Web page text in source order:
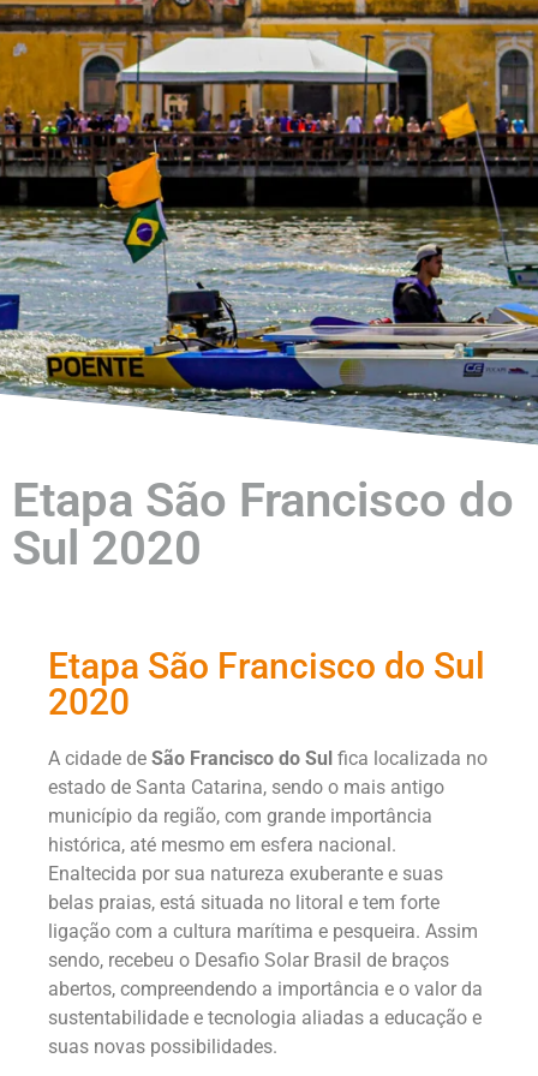
Etapa São Francisco do
Sul 2020
Etapa São Francisco do Sul
2020
A cidade deSão Francisco do Sul fica localizada no
estado de Santa Catarina, sendo o mais antigo
município da região, com grande importância
histórica, até mesmo em esfera nacional.
Enaltecida por sua natureza exuberante e suas
belas praias, está situada no litoral e tem forte
ligação com a cultura marítima e pesqueira. Assim
sendo, recebeu o Desafio Solar Brasil de braços
abertos, compreendendo a importância e o valor da
sustentabilidade e tecnologia aliadas a educação e
suas novas possibilidades.